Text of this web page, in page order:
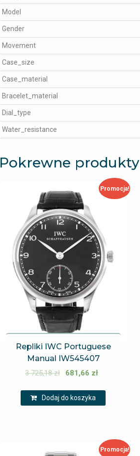
Model
Gender
Movement
Case_size
Case_material
Bracelet_material
Dial_type
Water_resistance
Pokrewne produkty
Promocja!
Repliki IWC Portuguese
Manual IW545407
3 725,18zł 681,66 zł
Dodaj do koszyka
Promocja!